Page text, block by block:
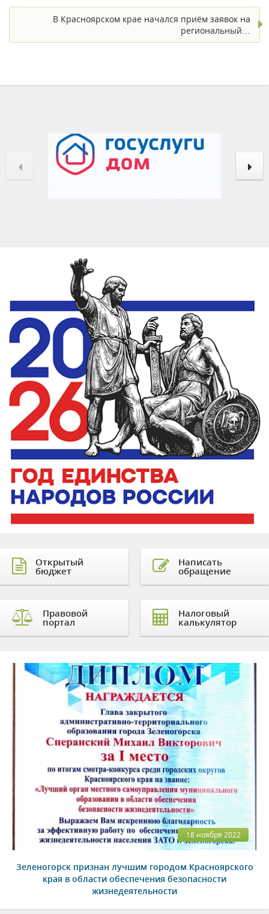
В Красноярском крае начался приём заявок на
региональный…
Открытый
бюджет
Правовой
портал
Написать
обращение
Налоговый
калькулятор
18 ноября 2022
Зеленогорск признан лучшим городом Красноярского
края в области обеспечения безопасности
жизнедеятельности